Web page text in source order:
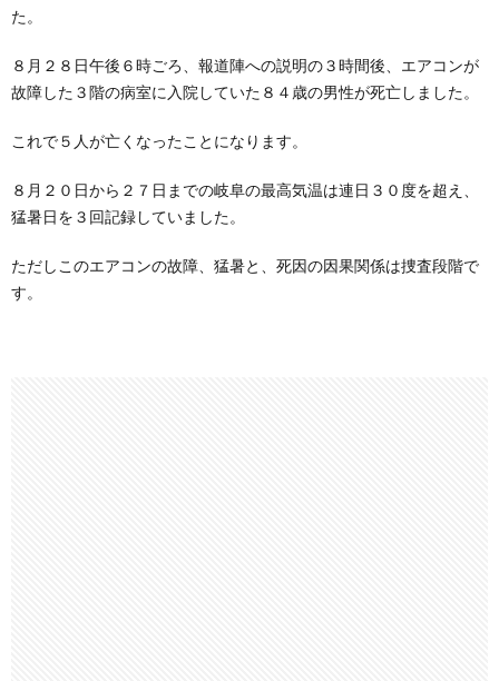
た。
８月２８日午後６時ごろ、報道陣への説明の３時間後、エアコンが
故障した３階の病室に入院していた８４歳の男性が死亡しました。
これで５人が亡くなったことになります。
８月２０日から２７日までの岐阜の最高気温は連日３０度を超え、
猛暑日を３回記録していました。
ただしこのエアコンの故障、猛暑と、死因の因果関係は捜査段階で
す。